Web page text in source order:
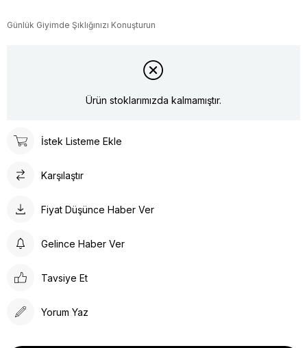
Günlük Giyimde Şıklığınızı Konuşturun
Ürün stoklarımızda kalmamıştır.
İstek Listeme Ekle
Karşılaştır
Fiyat Düşünce Haber Ver
Gelince Haber Ver
Tavsiye Et
Yorum Yaz